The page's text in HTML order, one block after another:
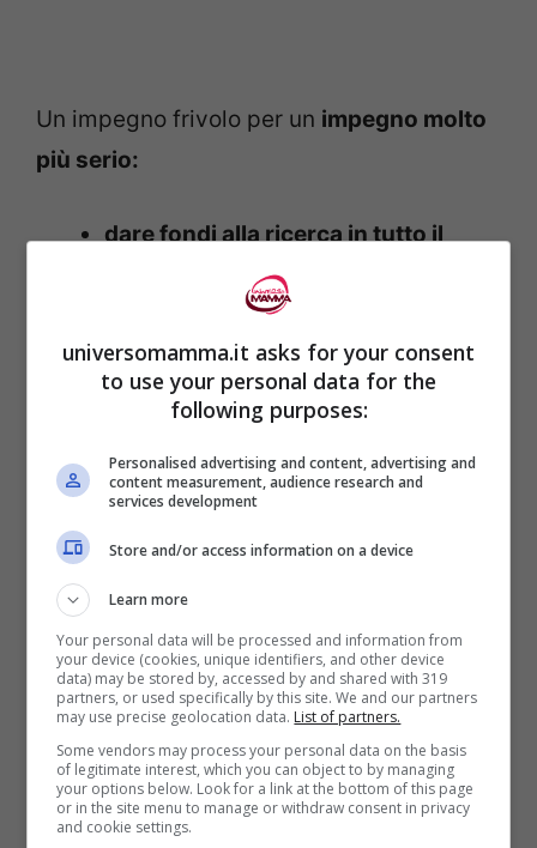
Un impegno frivolo per un impegno molto
più serio:
dare fondi alla ricerca in tutto il
promuovere campagne di
sensibilizzazione.
Fondazione Internazionale Movembre
ha cominciato ad operare nel2003e
finora ha raccolto147 milioni di dollari
cui sono stati sovvenzionati:
progetti di ricerca
piattaforme utile a ricercatori e
medici per condividere esperienze
e risultati
campagne di prevenzione ed
educazione sul cancro alla prostata
universomamma.it asks for your consent
to use your personal data for the
following purposes:
Personalised advertising and content, advertising and
content measurement, audience research and
services development
Store and/or access information on a device
Learn more
Your personal data will be processed and information from
your device (cookies, unique identifiers, and other device
data) may be stored by, accessed by and shared with 319
partners, or used specifically by this site. We and our partners
may use precise geolocation data. List of partners.
Some vendors may process your personal data on the basis
of legitimate interest, which you can object to by managing
your options below. Look for a link at the bottom of this page
or in the site menu to manage or withdraw consent in privacy
and cookie settings.